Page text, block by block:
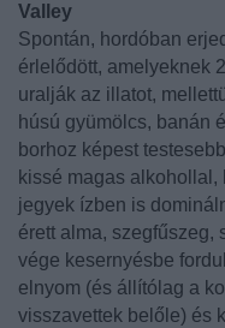
Valley
Spontán, hordóban
érlelődött, amelyeknek
uralják az illatot,
húsú gyümölcs, banán
borhoz képest
kissé magas alkohollal,
jegyek ízben is
érett alma, szegfűszeg,
vége kesernyésbe
elnyom (és állítólag a
visszavettek belőle) és